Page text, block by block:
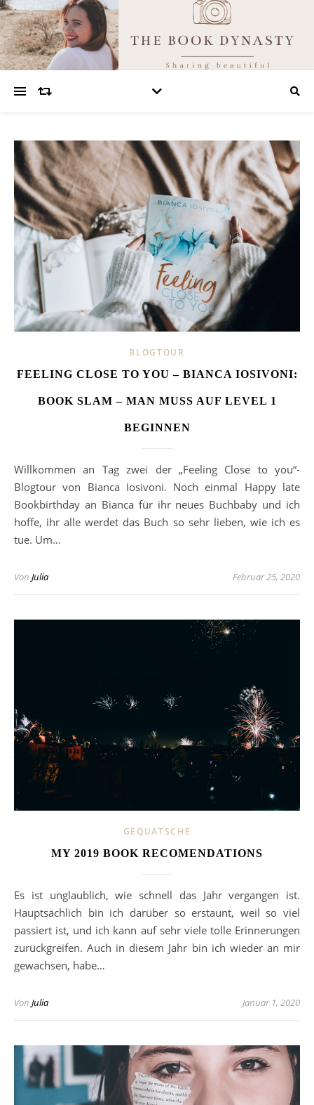
BLOGTOUR
FEELING CLOSE TO YOU – BIANCA IOSIVONI:
BOOK SLAM – MAN MUSS AUF LEVEL 1
BEGINNEN
Willkommen an Tag zwei der „Feeling Close to you“-
Blogtour von Bianca Iosivoni. Noch einmal Happy late
Bookbirthday an Bianca für ihr neues Buchbaby und ich
hoffe, ihr alle werdet das Buch so sehr lieben, wie ich es
tue. Um…
Von Julia Februar 25, 2020
GEQUATSCHE
MY 2019 BOOK RECOMENDATIONS
Es ist unglaublich, wie schnell das Jahr vergangen ist.
Hauptsächlich bin ich darüber so erstaunt, weil so viel
passiert ist, und ich kann auf sehr viele tolle Erinnerungen
zurückgreifen. Auch in diesem Jahr bin ich wieder an mir
gewachsen, habe…
Von Julia Januar 1, 2020